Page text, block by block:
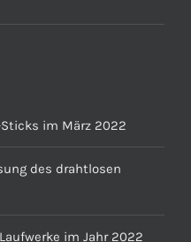
im März 2022
des drahtlosen
im Jahr 2022